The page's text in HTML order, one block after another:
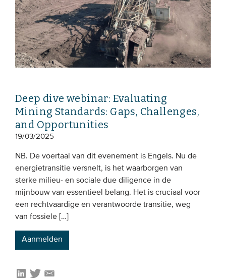
Deep dive webinar: Evaluating
Mining Standards: Gaps, Challenges,
and Opportunities
19/03/2025
NB. De voertaal van dit evenement is Engels. Nu de
energietransitie versnelt, is het waarborgen van
sterke milieu- en sociale due diligence in de
mijnbouw van essentieel belang. Het is cruciaal voor
een rechtvaardige en verantwoorde transitie, weg
van fossiele […]
Aanmelden